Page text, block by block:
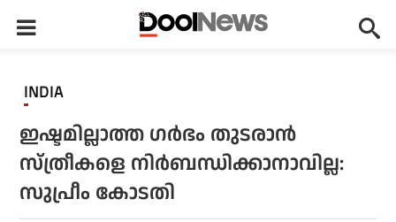
INDIA
ഇഷ്ടമില്ലാത്ത ഗര്‍ഭം തുടരാന്‍
സ്ത്രീകളെ നിര്‍ബന്ധിക്കാനാവില്ല:
സുപ്രീം കോടതി